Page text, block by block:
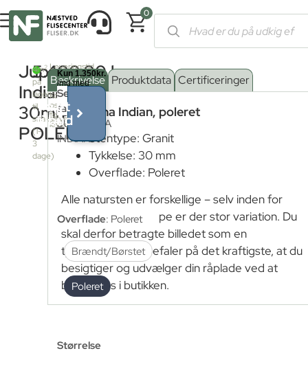
0
Forside/Shop/Skæreri plader og materialer
Juparana
Indian
30mm,
POLERET
5.400,00kr.
4m2
på
lager
til
strakslevering
(1-
3
dage)
Leveringstid
fra
fjernlager:
Kontakt
os
for
leveringstid
Serie
farve
JUPARANA
INDIAN
Overflade: Poleret
Brændt/Børstet
Poleret
Størrelse
Få et
tilbud
Beskrivelse Produktdata Certificeringer
Juparana Indian, poleret
Stentype: Granit
Tykkelse: 30 mm
Overflade: Poleret
Alle natursten er forskellige – selv inden for
den samme stentype er der stor variation. Du
skal derfor betragte billedet som en
typeprøve. Vi anbefaler på det kraftigste, at du
besigtiger og udvælger din råplade ved at
besøge os i butikken.